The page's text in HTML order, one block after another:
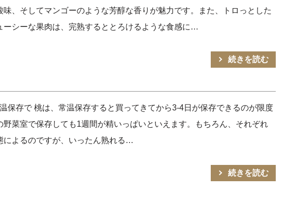
味、そしてマンゴーのような芳醇な香りが魅力です。また、トロっとした
ーシーな果肉は、完熟するととろけるような食感に…
続きを読む
保存で 桃は、常温保存すると買ってきてから3-4日が保存できるのが限度
野菜室で保存しても1週間が精いっぱいといえます。もちろん、それぞれ
によるのですが、いったん熟れる…
続きを読む